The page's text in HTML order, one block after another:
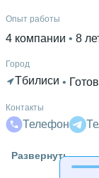
Опыт работы
4 компании 8
Город
Тбилиси •
Контакты
Телефон
Развернуть